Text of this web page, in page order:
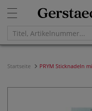
Startseite PRYM Sticknadeln